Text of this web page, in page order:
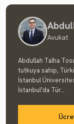
Avukat
Abdullah Talha
tutkuya sahip,
İstanbul
İstanbul’da Tür...